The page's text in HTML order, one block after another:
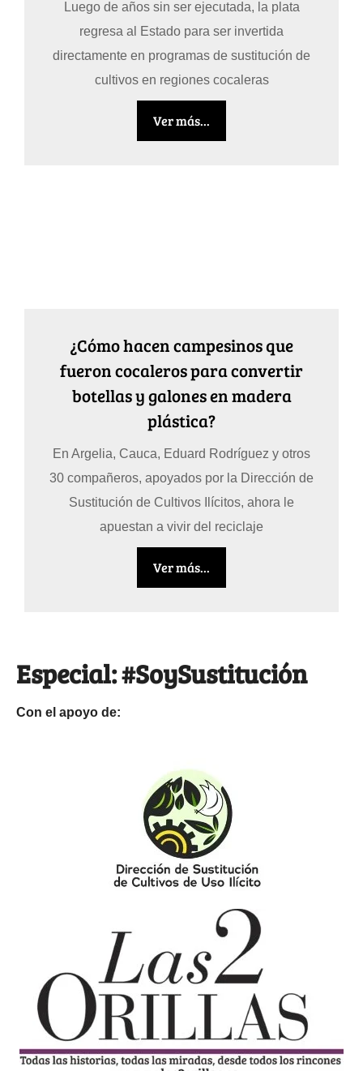
Luego de años sin ser ejecutada, la plata
regresa al Estado para ser invertida
directamente en programas de sustitución de
cultivos en regiones cocaleras
Ver más...
¿Cómo hacen campesinos que
fueron cocaleros para convertir
botellas y galones en madera
plástica?
En Argelia, Cauca, Eduard Rodríguez y otros
30 compañeros, apoyados por la Dirección de
Sustitución de Cultivos Ilícitos, ahora le
apuestan a vivir del reciclaje
Ver más...
Especial: #SoySustitución
Con el apoyo de: